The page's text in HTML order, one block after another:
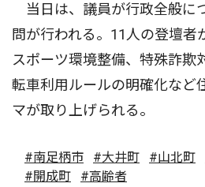
当日は、議員が行政全般に
問が行われる。11人の登壇者
スポーツ環境整備、特殊詐欺
転車利用ルールの明確化など
マが取り上げられる。
#南足柄市 #大井町 #山北町
#開成町
#高齢者